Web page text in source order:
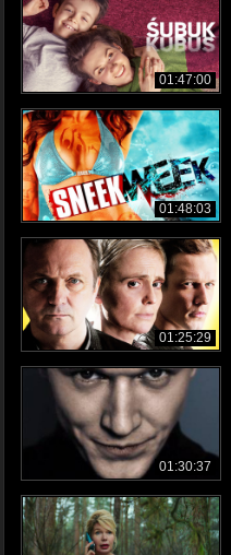
01:47:00
01:48:03
01:25:29
01:30:37